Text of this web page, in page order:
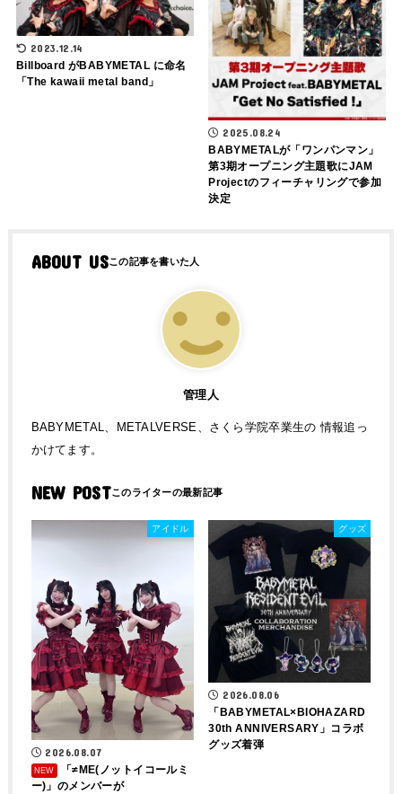
2023.12.14
Billboard がBABYMETAL に命名
「The kawaii metal band」
2025.08.24
BABYMETALが「ワンパンマン」
第3期オープニング主題歌にJAM
Projectのフィーチャリングで参加
決定
ABOUT US
管理人
BABYMETAL、METALVERSE、さくら学院卒業生の 情報追っ
かけてます。
NEW POST
アイドル
2026.08.07
「≠ME(ノットイコールミ
ー)」のメンバーが
グッズ
2026.08.06
「BABYMETAL×BIOHAZARD
30th ANNIVERSARY」コラボ
グッズ着弾